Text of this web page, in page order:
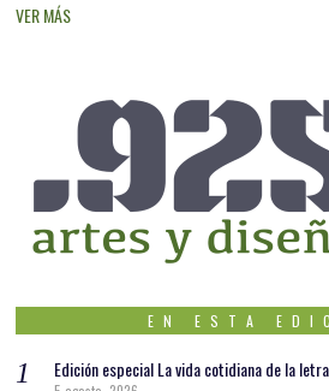
VER MÁS
EN ESTA
Edición especial La vida cotidiana de la letra